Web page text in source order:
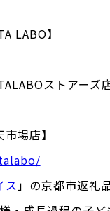
LABO】
ストアーズ店
場店】
ス」の京都市返礼